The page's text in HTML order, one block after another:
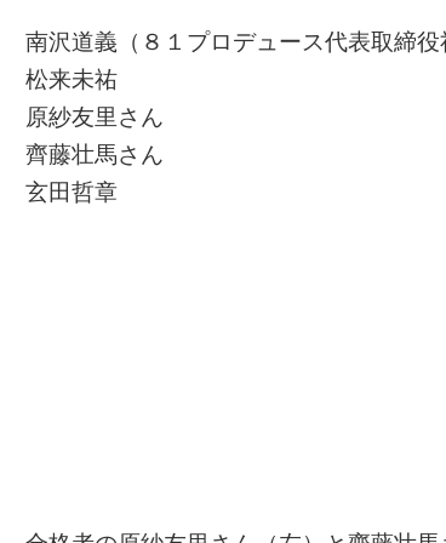
南沢道義（８１プロデュース代表取締役
松来未祐
原紗友里さん
齊藤壮馬さん
玄田哲章